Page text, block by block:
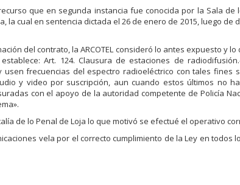
que en segunda instancia fue conocida por la Sala de
la cual en sentencia dictada el 26 de enero de 2015, luego de
del contrato, la ARCOTEL consideró lo antes expuesto y
Art. 124. Clausura de estaciones de
frecuencias del espectro radioeléctrico con tales fines
y video por suscripción, aun cuando estos últimos no
con el apoyo de la autoridad competente de Policía
de lo Penal de Loja lo que motivó se efectué el operativo
vela por el correcto cumplimiento de la Ley en todos